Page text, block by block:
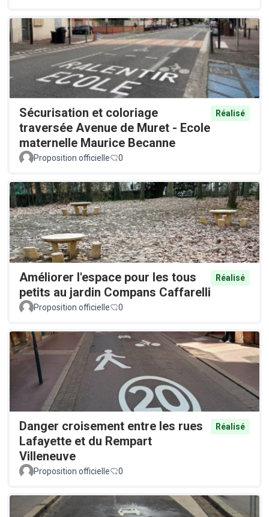
Sécurisation et coloriage
traversée Avenue de Muret - Ecole
maternelle Maurice Becanne
Réalisé
Proposition officielle 0
Améliorer l'espace pour les tous
petits au jardin Compans Caffarelli
Réalisé
Proposition officielle 0
Danger croisement entre les rues
Lafayette et du Rempart
Villeneuve
Réalisé
Proposition officielle 0